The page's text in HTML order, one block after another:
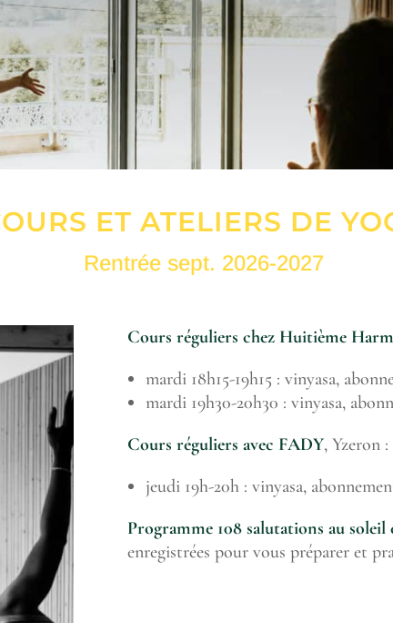
ET ATELIERS DE
Rentrée sept. 2026-2027
Cours réguliers chez Huitième
mardi 18h15-19h15 : vinyasa,
mardi 19h30-20h30 : vinyasa,
Cours réguliers avec FADY, Yzeron :
jeudi 19h-20h : vinyasa,
Programme 108 salutations au soleil
enregistrées pour vous préparer et